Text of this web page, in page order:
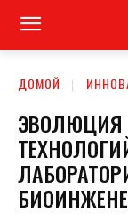
ДОМОЙ